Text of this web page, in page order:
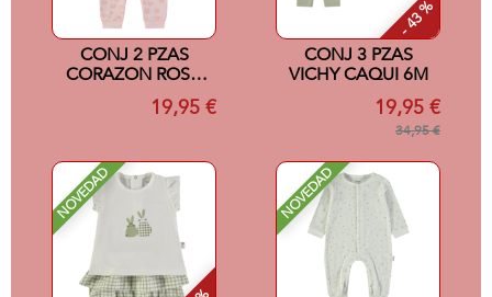
CONJ 2 PZAS
CORAZON ROSA
19,95 €
- 43 %
CONJ 3 PZAS
VICHY CAQUI 6M
19,95 €
34,95 €
NOVEDAD NOVEDAD